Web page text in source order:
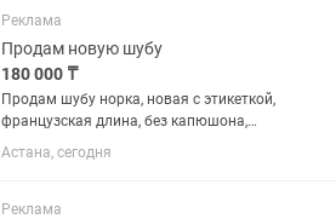
стельке 13 см По подошве 14 см ЦВЕТ...
Реклама
Продам новую шубу
180 000 ₸
Продам шубу норка, новая с этикеткой,
французская длина, без капюшона,
стойка воротник, цвет серо-синяя,
размер S
Астана, сегодня
Реклама